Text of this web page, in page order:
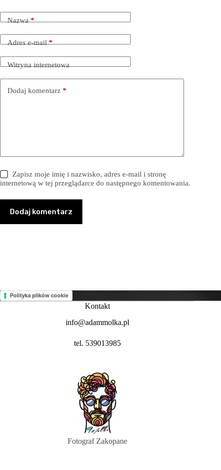
Nazwa*
Adres e-mail*
Witryna internetowa
Dodaj komentarz *
Zapisz moje imię i nazwisko, adres e-mail i stronę
internetową w tej przeglądarce do następnego komentowania.
Dodaj komentarz
Polityka plików cookie
Kontakt
info@adammolka.pl
tel. 539013985
Fotograf Zakopane